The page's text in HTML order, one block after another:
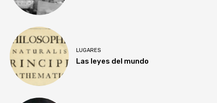
LUGARES
Las leyes del mundo